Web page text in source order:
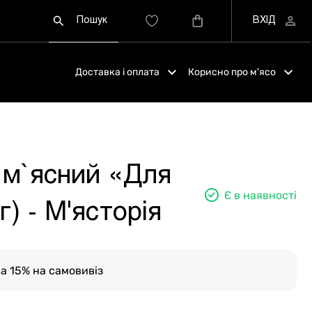
Доставка і оплата Корисно про м'ясо
м`ясний «Для
- М'ясторія
Є в наявності
15% на самовивіз